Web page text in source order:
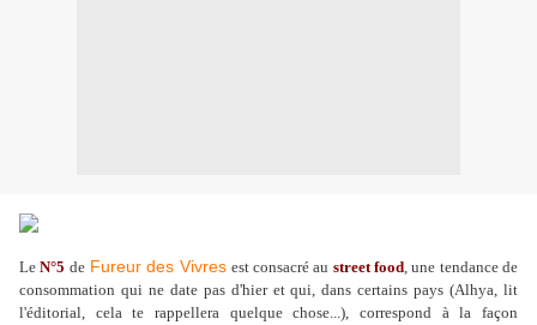
LeN°5 de Fureur des Vivres est consacré au street food, une tendance de
consommation qui ne date pas d'hier et qui, dans certains pays (Alhya, lit
l'éditorial, cela te rappellera quelque chose...), correspond à la façon